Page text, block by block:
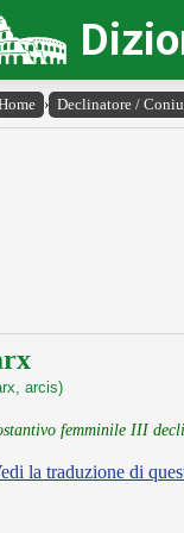
› Declinatore /
arcis)
femminile III
la traduzione di